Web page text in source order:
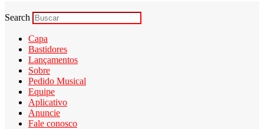
Search
Capa
Bastidores
Lançamentos
Sobre
Pedido Musical
Equipe
Aplicativo
Anuncie
Fale conosco